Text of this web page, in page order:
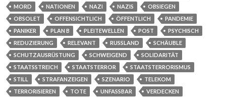
MORD
NATIONEN NAZI NAZIS
OBSIEGEN
OBSOLET
OFFENSICHTLICH ÖFFENTLICH
PANDEMIE
PANIKER
PLAN B PLEITEWELLEN POST
PSYCHISCH
REDUZIERUNG
RELEVANT RUSSLAND
SCHÄUBLE
SCHUTZAUSRÜSTUNG
SCHWEIGEND
SOLIDARITÄT
STAATSSTREICH
STAATSTERROR
STAATSTERRORISMUS
STILL
STRAFANZEIGEN SZENARIO
TELEKOM
TERRORISIEREN
TOTE UNFASSBAR
VERDECKEN